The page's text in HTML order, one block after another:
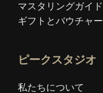
マスタリングガイド
ギフトとバウチャー
ピークスタジオ
私たちについて